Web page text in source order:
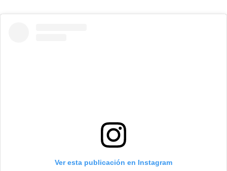
Ver esta publicación en Instagram